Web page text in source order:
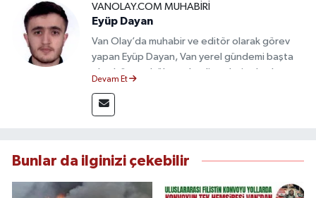
VANOLAY.COM MUHABIRI
Eyüp Dayan
Van Olay’da muhabir ve editör olarak görev
yapan Eyüp Dayan, Van yerel gündemi başta
olmak üzere bölgesel gelişmeleri sahadan
deneyimiyle doğruluk, tarafsızlık ve etik ilkeleri
esas alan Dayan, güvenilir kaynaklara dayalı
Devam Et
Bunlar da ilginizi çekebilir